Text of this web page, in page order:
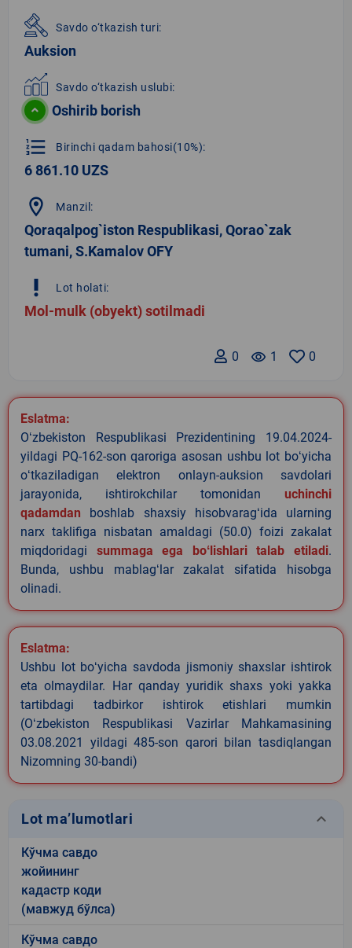
Savdo o‘tkazish turi:
Auksion
Savdo o‘tkazish uslubi:
Oshirib borish
format_list_numbered Birinchi qadam bahosi(10%):
6 861.10 UZS
location_on Manzil:
Qoraqalpog`iston Respublikasi, Qorao`zak
tumani, S.Kamalov OFY
priority_high Lot holati:
Mol-mulk (obyekt) sotilmadi
0
remove_red_eye 1
0
Eslatma:
Oʻzbekiston Respublikasi Prezidentining 19.04.2024-
yildagi PQ-162-son qaroriga asosan ushbu lot boʻyicha
oʻtkaziladigan elektron onlayn-auksion savdolari
jarayonida, ishtirokchilar tomonidan uchinchi
qadamdan boshlab shaxsiy hisobvaragʻida ularning
narx taklifiga nisbatan amaldagi (50.0) foizi zakalat
miqdoridagi summaga ega boʻlishlari talab etiladi.
Bunda, ushbu mablagʻlar zakalat sifatida hisobga
olinadi.
Eslatma:
Ushbu lot boʻyicha savdoda jismoniy shaxslar ishtirok
eta olmaydilar. Har qanday yuridik shaxs yoki yakka
tartibdagi tadbirkor ishtirok etishlari mumkin
(Oʻzbekiston Respublikasi Vazirlar Mahkamasining
03.08.2021 yildagi 485-son qarori bilan tasdiqlangan
Nizomning 30-bandi)
Lot ma’lumotlari keyboard_arrow_down
Кўчма савдо
жойининг
кадастр коди
(мавжуд бўлса)
Кўчма савдо